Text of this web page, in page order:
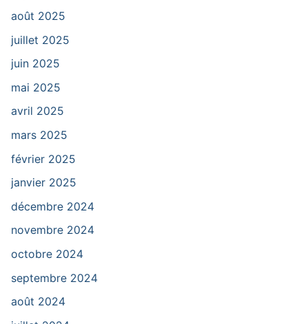
août 2025
juillet 2025
juin 2025
mai 2025
avril 2025
mars 2025
février 2025
janvier 2025
décembre 2024
novembre 2024
octobre 2024
septembre 2024
août 2024